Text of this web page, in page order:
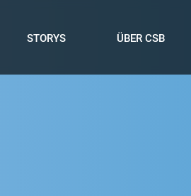
STORYS ÜBER CSB